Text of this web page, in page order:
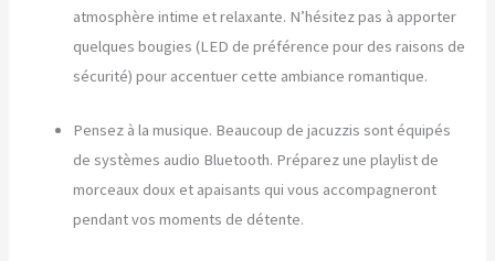
atmosphère intime et relaxante. N’hésitez pas à apporter
quelques bougies (LED de préférence pour des raisons de
sécurité) pour accentuer cette ambiance romantique.
Pensez à la musique. Beaucoup de jacuzzis sont équipés
de systèmes audio Bluetooth. Préparez une playlist de
morceaux doux et apaisants qui vous accompagneront
pendant vos moments de détente.